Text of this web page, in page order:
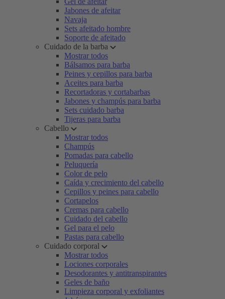
Jabones de afeitar
Navaja
Sets afeitado hombre
Soporte de afeitado
Cuidado de la barba
Mostrar todos
Bálsamos para barba
Peines y cepillos para barba
Aceites para barba
Recortadoras y cortabarbas
Jabones y champús para barba
Sets cuidado barba
Tijeras para barba
Cabello
Mostrar todos
Champús
Pomadas para cabello
Peluquería
Color de pelo
Caída y crecimiento del cabello
Cepillos y peines para cabello
Cortapelos
Cremas para cabello
Cuidado del cabello
Gel para el pelo
Pastas para cabello
Cuidado corporal
Mostrar todos
Lociones corporales
Desodorantes y antitranspirantes
Geles de baño
Limpieza corporal y exfoliantes